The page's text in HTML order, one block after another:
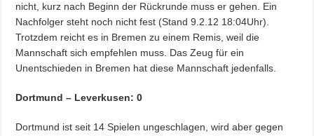
nicht, kurz nach Beginn der Rückrunde muss er gehen. Ein
Nachfolger steht noch nicht fest (Stand 9.2.12 18:04Uhr).
Trotzdem reicht es in Bremen zu einem Remis, weil die
Mannschaft sich empfehlen muss. Das Zeug für ein
Unentschieden in Bremen hat diese Mannschaft jedenfalls.
Dortmund – Leverkusen: 0
Dortmund ist seit 14 Spielen ungeschlagen, wird aber gegen